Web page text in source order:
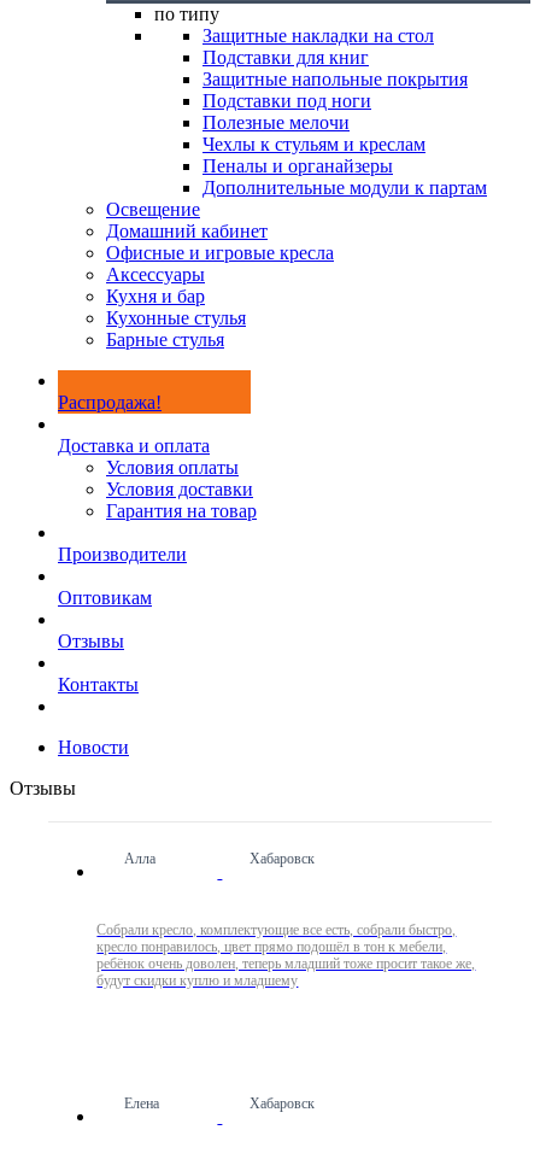
по типу
Защитные накладки на стол
Подставки для книг
Защитные напольные покрытия
Подставки под ноги
Полезные мелочи
Чехлы к стульям и креслам
Пеналы и органайзеры
Дополнительные модули к партам
Освещение
Домашний кабинет
Офисные и игровые кресла
Аксессуары
Кухня и бар
Кухонные стулья
Барные стулья
Распродажа!
Доставка и оплата
Условия оплаты
Условия доставки
Гарантия на товар
Производители
Оптовикам
Отзывы
Контакты
Новости
Отзывы
Алла Хабаровск
Собрали кресло, комплектующие все есть, собрали быстро,
кресло понравилось, цвет прямо подошёл в тон к мебели,
ребёнок очень доволен, теперь младший тоже просит такое же,
будут скидки куплю и младшему
Елена Хабаровск